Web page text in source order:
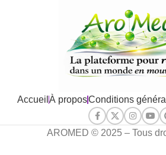
Accueil À proposConditions
AROMED © 2025 – Tous